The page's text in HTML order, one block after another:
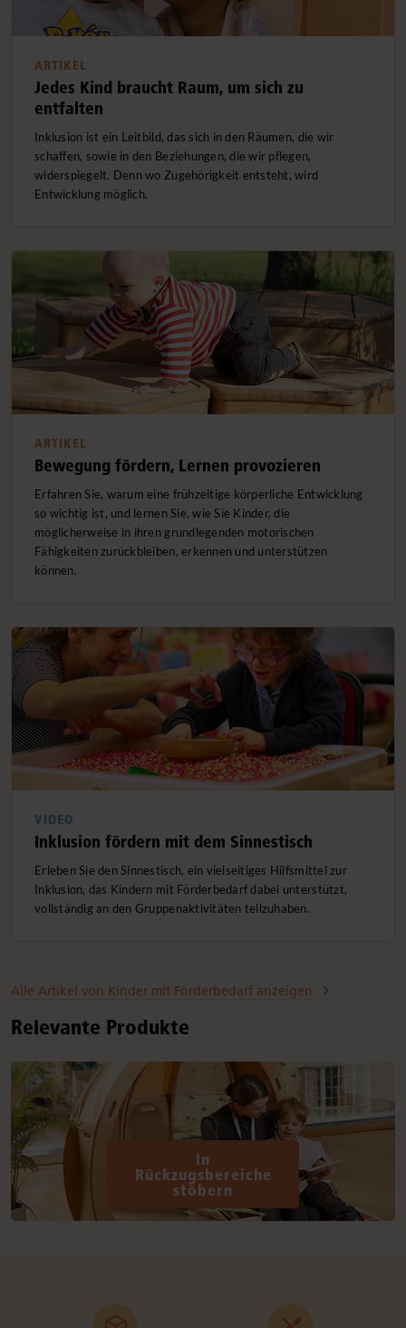
ARTIKEL
Jedes Kind braucht Raum, um sich zu
entfalten
Inklusion ist ein Leitbild, das sich in den Räumen, die wir
schaffen, sowie in den Beziehungen, die wir pflegen,
widerspiegelt. Denn wo Zugehörigkeit entsteht, wird
Entwicklung möglich.
ARTIKEL
Bewegung fördern, Lernen provozieren
Erfahren Sie, warum eine frühzeitige körperliche Entwicklung
so wichtig ist, und lernen Sie, wie Sie Kinder, die
möglicherweise in ihren grundlegenden motorischen
Fähigkeiten zurückbleiben, erkennen und unterstützen
können.
VIDEO
Inklusion fördern mit dem Sinnestisch
Erleben Sie den Sinnestisch, ein vielseitiges Hilfsmittel zur
Inklusion, das Kindern mit Förderbedarf dabei unterstützt,
vollständig an den Gruppenaktivitäten teilzuhaben.
Alle Artikel von Kinder mit Förderbedarf anzeigen
Relevante Produkte
In
Rückzugsbereiche
stöbern